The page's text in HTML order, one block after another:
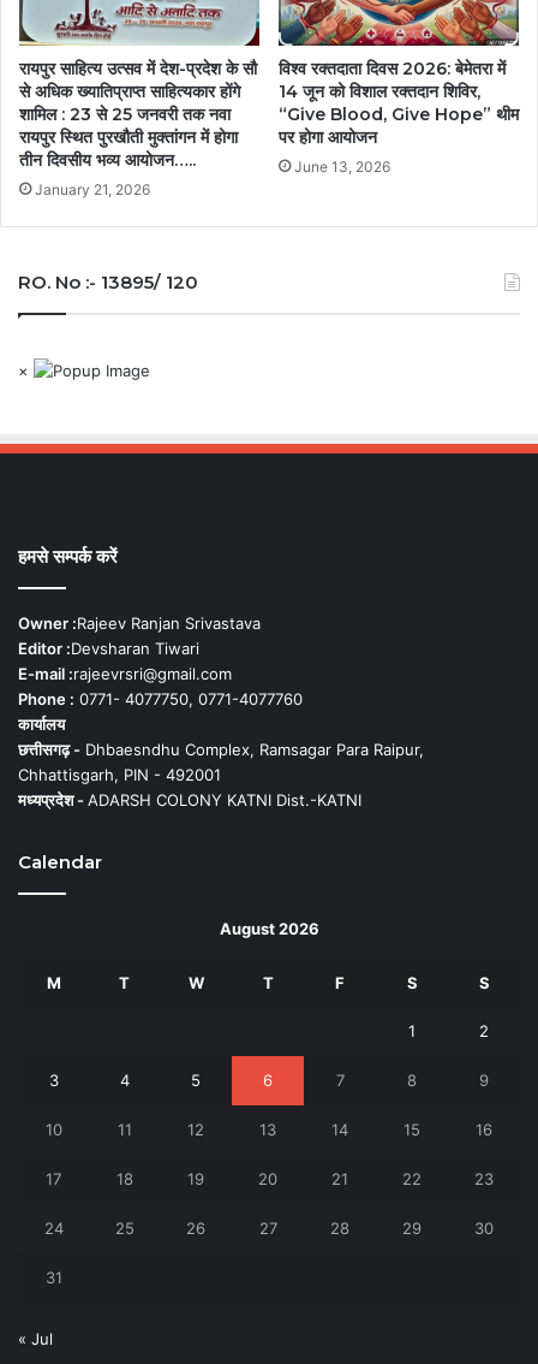
रायपुर साहित्य उत्सव में देश-प्रदेश के सौ
से अधिक ख्यातिप्राप्त साहित्यकार होंगे
शामिल : 23 से 25 जनवरी तक नवा
रायपुर स्थित पुरखौती मुक्तांगन में होगा
तीन दिवसीय भव्य आयोजन…..
January 21, 2026
विश्व रक्तदाता दिवस 2026: बेमेतरा में
14 जून को विशाल रक्तदान शिविर,
“Give Blood, Give Hope” थीम
पर होगा आयोजन
June 13, 2026
RO. No :- 13895/ 120
×
हमसे सम्पर्क करें
Owner :Rajeev Ranjan Srivastava
Editor :Devsharan Tiwari
E-mail :rajeevrsri@gmail.com
Phone : 0771- 4077750, 0771-4077760
कार्यालय
छत्तीसगढ़ - Dhbaesndhu Complex, Ramsagar Para Raipur,
Chhattisgarh, PIN - 492001
मध्यप्रदेश -ADARSH COLONY KATNI Dist.-KATNI
Calendar
August 2026
M T W T F S S
1 2
3 4 5 6 7 8 9
10 11 12 13 14 15 16
17 18 19 20 21 22 23
24 25 26 27 28 29 30
31
« Jul